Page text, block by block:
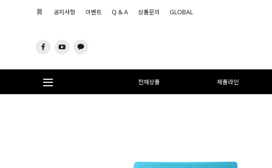
공지사항 이벤트 Q & A 상품문의 GLOBAL
전체상품 제품라인